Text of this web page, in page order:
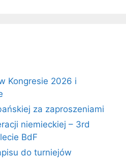
Kongresie 2026 i
za zaproszeniami
niemieckiej – 3rd
BdF
do turniejów